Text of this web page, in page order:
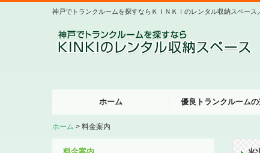
神戸でトランクルームを探すならＫＩＮＫＩのレンタル収納スペース
ホーム 優良トランクルーム
ホーム 料金案内